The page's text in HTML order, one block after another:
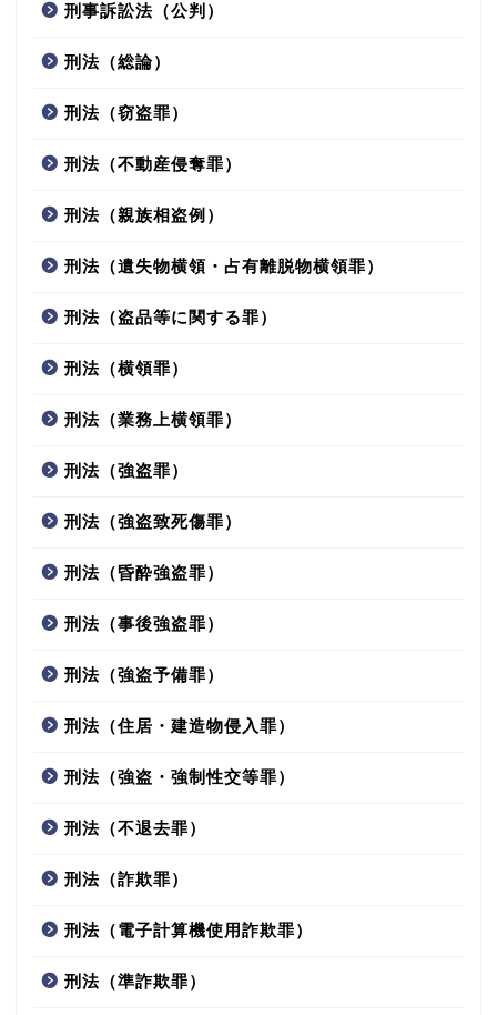
刑事訴訟法（公判）
刑法（総論）
刑法（窃盗罪）
刑法（不動産侵奪罪）
刑法（親族相盗例）
刑法（遺失物横領・占有離脱物横領罪）
刑法（盗品等に関する罪）
刑法（横領罪）
刑法（業務上横領罪）
刑法（強盗罪）
刑法（強盗致死傷罪）
刑法（昏酔強盗罪）
刑法（事後強盗罪）
刑法（強盗予備罪）
刑法（住居・建造物侵入罪）
刑法（強盗・強制性交等罪）
刑法（不退去罪）
刑法（詐欺罪）
刑法（電子計算機使用詐欺罪）
刑法（準詐欺罪）